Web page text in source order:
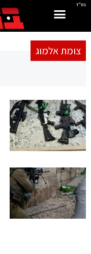
בס"ד
צומת אלמוג